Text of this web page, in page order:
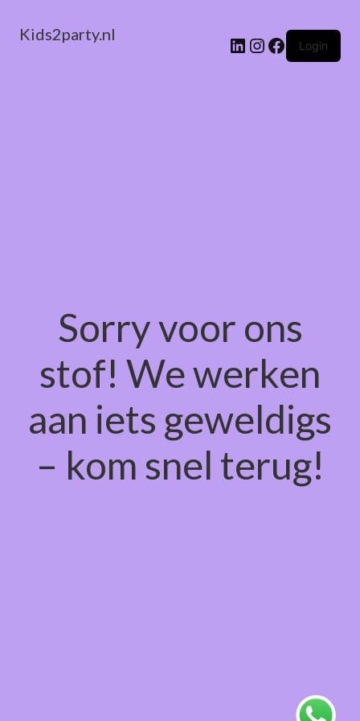
Kids2party.nl LinkedIn
Instagram
Facebook
Login
Sorry voor ons
stof! We werken
aan iets geweldigs
– kom snel terug!